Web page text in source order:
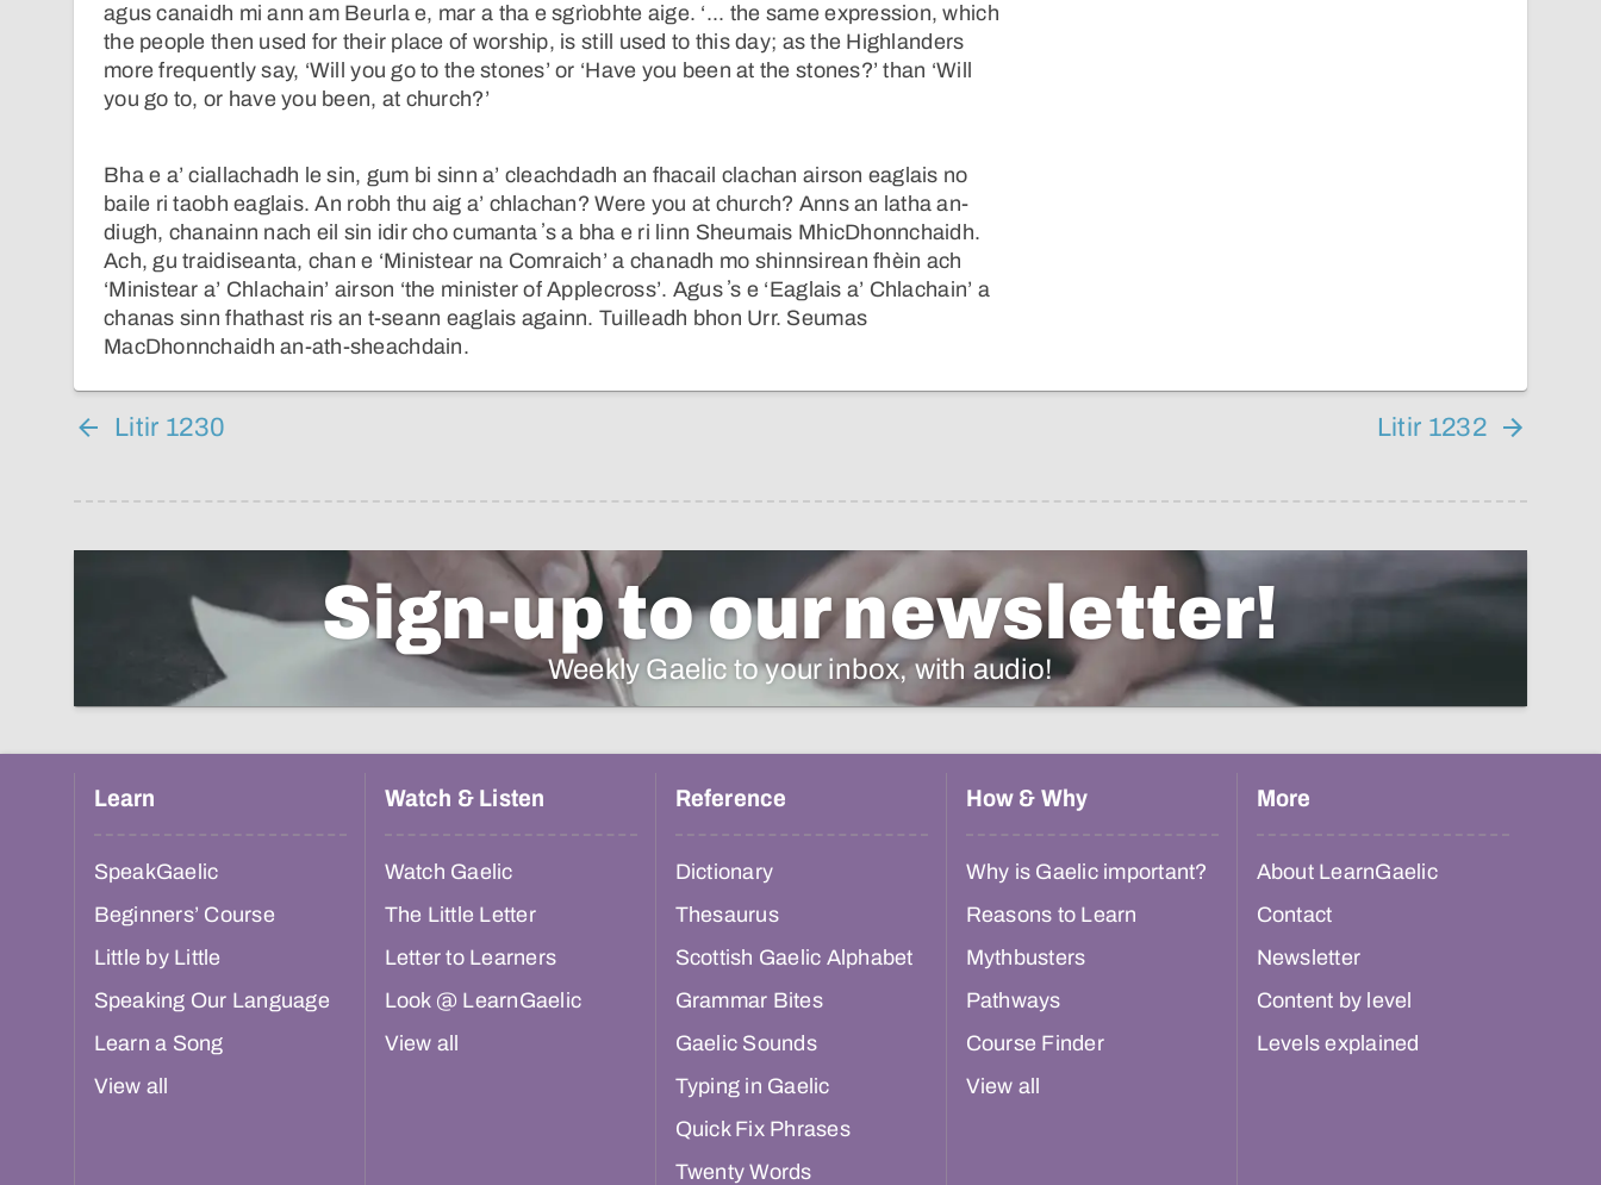
agus canaidh mi ann am Beurla e, mar a tha e sgrìobhte aige. ‘... the same expression, which
the people then used for their place of worship, is still used to this day; as the Highlanders
more frequently say, ‘Will you go to the stones’ or ‘Have you been at the stones?’ than ‘Will
you go to, or have you been, at church?’
Bha e a’ ciallachadh le sin, gum bi sinn a’ cleachdadh an fhacail clachan airson eaglais no
baile ri taobh eaglais. An robh thu aig a’ chlachan? Were you at church? Anns an latha an-
diugh, chanainn nach eil sin idir cho cumanta ʼs a bha e ri linn Sheumais MhicDhonnchaidh.
Ach, gu traidiseanta, chan e ‘Ministear na Comraich’ a chanadh mo shinnsirean fhèin ach
‘Ministear a’ Chlachain’ airson ‘the minister of Applecross’. Agus ʼs e ‘Eaglais a’ Chlachain’ a
chanas sinn fhathast ris an t-seann eaglais againn. Tuilleadh bhon Urr. Seumas
MacDhonnchaidh an-ath-sheachdain.
Litir 1230 Litir 1232
Sign-up to our newsletter!
Weekly Gaelic to your inbox, with audio!
Learn
SpeakGaelic
Beginners’ Course
Little by Little
Speaking Our Language
Learn a Song
View all
Watch & Listen
Watch Gaelic
The Little Letter
Letter to Learners
Look @ LearnGaelic
View all
Reference
Dictionary
Thesaurus
Scottish Gaelic Alphabet
Grammar Bites
Gaelic Sounds
Typing in Gaelic
Quick Fix Phrases
Twenty Words
How & Why
Why is Gaelic important?
Reasons to Learn
Mythbusters
Pathways
Course Finder
View all
More
About LearnGaelic
Contact
Newsletter
Content by level
Levels explained